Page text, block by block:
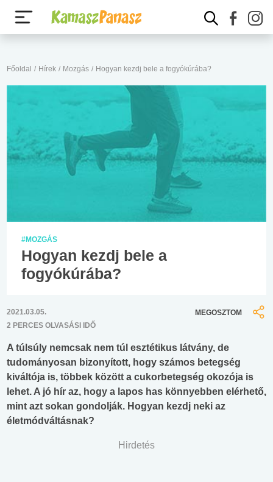
Főoldal / Hírek / Mozgás / Hogyan kezdj bele a fogyókúrába?
#MOZGÁS
Hogyan kezdj bele a
fogyókúrába?
2021.03.05.
2 PERCES OLVASÁSI IDŐ
MEGOSZTOM
A túlsúly nemcsak nem túl esztétikus látvány, de
tudományosan bizonyított, hogy számos betegség
kiváltója is, többek között a cukorbetegség okozója is
lehet. A jó hír az, hogy a lapos has könnyebben elérhető,
mint azt sokan gondolják. Hogyan kezdj neki az
életmódváltásnak?
Hirdetés